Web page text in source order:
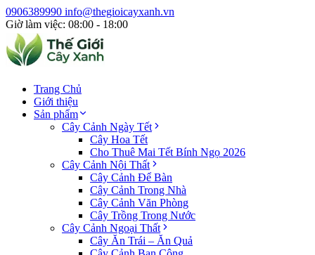
0906389990 info@thegioicayxanh.vn
Giờ làm việc: 08:00 - 18:00
Trang Chủ
Giới thiệu
Sản phẩm
Cây Cảnh Ngày Tết
Cây Hoa Tết
Cho Thuê Mai Tết Bính Ngọ 2026
Cây Cảnh Nội Thất
Cây Cảnh Để Bàn
Cây Cảnh Trong Nhà
Cây Cảnh Văn Phòng
Cây Trồng Trong Nước
Cây Cảnh Ngoại Thất
Cây Ăn Trái – Ăn Quả